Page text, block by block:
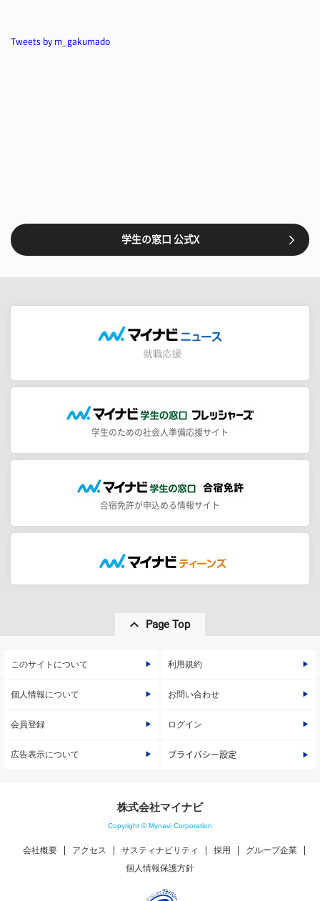
Tweets by m_gakumado
学生の窓口 公式X
学生のための社会人準備応援サイト
合宿免許が申込める情報サイト
Page Top
このサイトについて 利用規約
個人情報について お問い合わせ
会員登録 ログイン
広告表示について プライバシー設定
株式会社マイナビ
Copyright © Mynavi Corporation
会社概要 アクセス サスティナビリティ 採用
グループ企業
個人情報保護方針